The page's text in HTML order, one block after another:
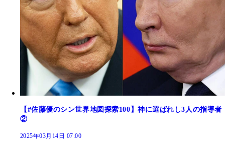
【#佐藤優のシン世界地図探索100】神に選ばれし3人の指導者
②
2025年03月14日 07:00